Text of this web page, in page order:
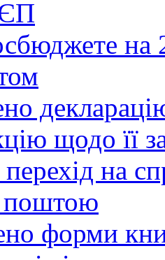
на
щодо її
перехід на
поштою
форми